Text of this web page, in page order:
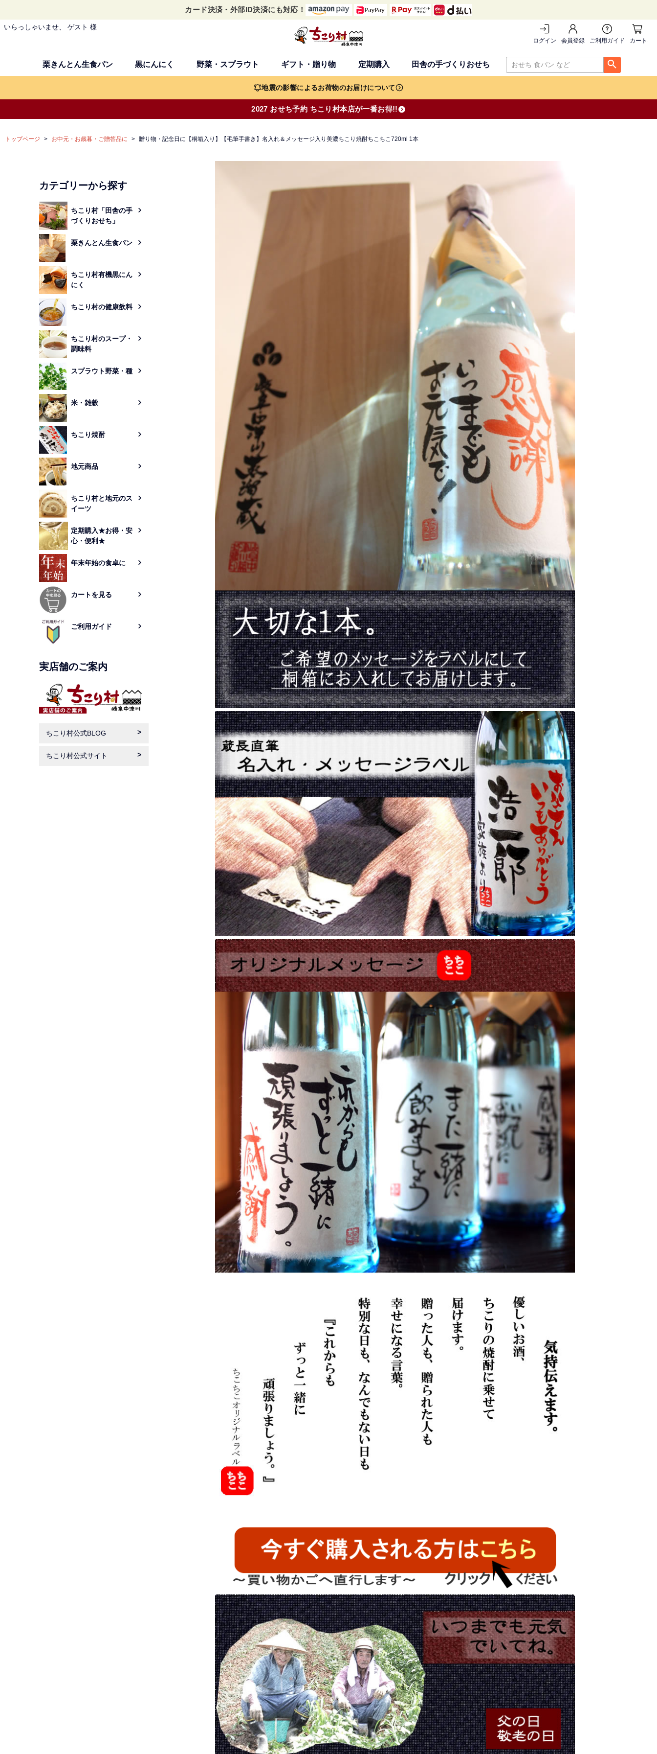
カード決済・外部ID決済にも対応！
いらっしゃいませ、 ゲスト 様
ログイン 会員登録 ご利用ガイド カートを
栗きんとん生食パン 黒にんにく 野菜・スプラウト ギフト・贈り物 定期購入 田舎の手づくりおせち
検索
地震の影響によるお荷物のお届けについて
2027 おせち予約 ちこり村本店が一番お得!!
トップページ お中元・お歳暮・ご贈答品に 贈り物・記念日に【桐箱入り】【毛筆手書き】名入れ＆メッセージ入り美濃ちこり焼酎ちこちこ720ml 1本
カテゴリーから探す
ちこり村「田舎の手
づくりおせち」
栗きんとん生食パン
ちこり村有機黒にん
にく
ちこり村の健康飲料
ちこり村のスープ・
調味料
スプラウト野菜・種
米・雑穀
ちこり焼酎
地元商品
ちこり村と地元のス
イーツ
定期購入★お得・安
心・便利★
年末年始の食卓に
カートを見る
ご利用ガイド
実店舗のご案内
ちこり村公式BLOG
ちこり村公式サイト